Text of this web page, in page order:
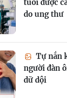
tuổi được
do ung thư
Tự nắn
người đàn
dữ dội